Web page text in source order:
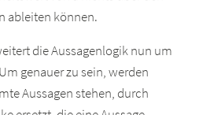
ableiten können.
die Aussagenlogik nun um
genauer zu sein, werden
Aussagen stehen, durch